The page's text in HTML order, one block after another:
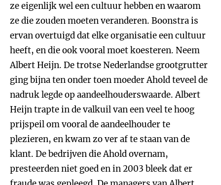
ze eigenlijk wel een cultuur hebben en waarom
ze die zouden moeten veranderen. Boonstra is
ervan overtuigd dat elke organisatie een cultuur
heeft, en die ook vooral moet koesteren. Neem
Albert Heijn. De trotse Nederlandse grootgrutter
ging bijna ten onder toen moeder Ahold teveel de
nadruk legde op aandeelhouderswaarde. Albert
Heijn trapte in de valkuil van een veel te hoog
prijspeil om vooral de aandeelhouder te
plezieren, en kwam zo ver af te staan van de
klant. De bedrijven die Ahold overnam,
presteerden niet goed en in 2003 bleek dat er